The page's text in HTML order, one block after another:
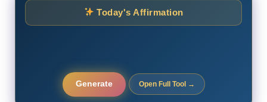
Today's Affirmation
Generate Open Full Tool →